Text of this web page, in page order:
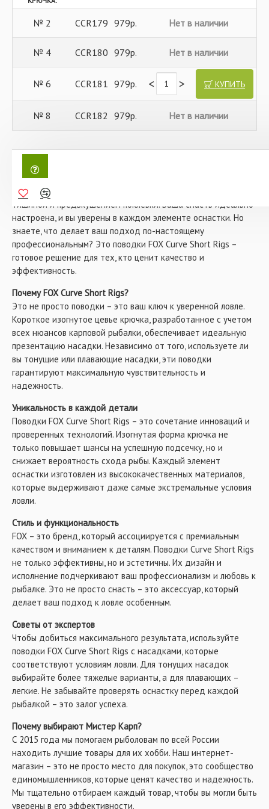
№ 2 CCR179 979р. Нет в наличии
№ 4 CCR180 979р. Нет в наличии
№ 6 CCR181 979р. < > КУПИТЬ
№ 8 CCR182 979р. Нет в наличии
Поводок в сборе FOX Curve Short Rigs – ваш секрет
успешной карповой ловли!
Представьте, как вы сидите у водоема, наслаждаясь
тишиной и предвкушением поклевки. Ваша снасть идеально
настроена, и вы уверены в каждом элементе оснастки. Но
знаете, что делает ваш подход по-настоящему
профессиональным? Это поводки FOX Curve Short Rigs –
готовое решение для тех, кто ценит качество и
эффективность.
Почему FOX Curve Short Rigs?
Это не просто поводки – это ваш ключ к уверенной ловле.
Короткое изогнутое цевье крючка, разработанное с учетом
всех нюансов карповой рыбалки, обеспечивает идеальную
презентацию насадки. Независимо от того, используете ли
вы тонущие или плавающие насадки, эти поводки
гарантируют максимальную чувствительность и
надежность.
Уникальность в каждой детали
Поводки FOX Curve Short Rigs – это сочетание инноваций и
проверенных технологий. Изогнутая форма крючка не
только повышает шансы на успешную подсечку, но и
снижает вероятность схода рыбы. Каждый элемент
оснастки изготовлен из высококачественных материалов,
которые выдерживают даже самые экстремальные условия
ловли.
Стиль и функциональность
FOX – это бренд, который ассоциируется с премиальным
качеством и вниманием к деталям. Поводки Curve Short Rigs
не только эффективны, но и эстетичны. Их дизайн и
исполнение подчеркивают ваш профессионализм и любовь к
рыбалке. Это не просто снасть – это аксессуар, который
делает ваш подход к ловле особенным.
Советы от экспертов
Чтобы добиться максимального результата, используйте
поводки FOX Curve Short Rigs с насадками, которые
соответствуют условиям ловли. Для тонущих насадок
выбирайте более тяжелые варианты, а для плавающих –
легкие. Не забывайте проверять оснастку перед каждой
рыбалкой – это залог успеха.
Почему выбирают Мистер Карп?
С 2015 года мы помогаем рыболовам по всей России
находить лучшие товары для их хобби. Наш интернет-
магазин – это не просто место для покупок, это сообщество
единомышленников, которые ценят качество и надежность.
Мы тщательно отбираем каждый товар, чтобы вы могли быть
уверены в его эффективности.